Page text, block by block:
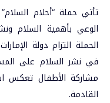
تأتي حملة “أحلام
الوعي بأهمية السلام
الحملة التزام دولة
في نشر السلام على
مشاركة الأطفال تعكس
القادمة.